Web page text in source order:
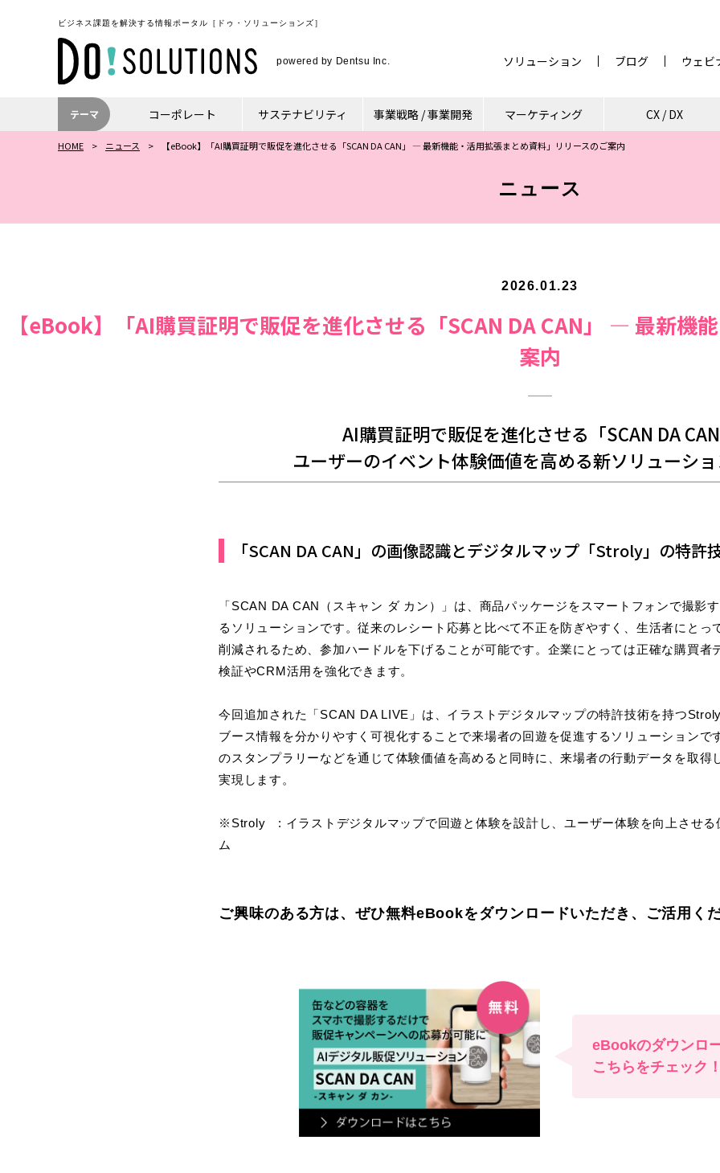
ビジネス課題を解決する情報ポータル ［ドゥ・ソリューションズ］
powered by Dentsu Inc. ソリューション ブログ ウェビ
テーマ コーポレート サステナビリティ 事業戦略 / 事業開発 マーケティング CX / DX
HOME ニュース 【eBook】「AI購買証明で販促を進化させる「SCAN DA CAN」 ― 最新機能・活用拡張まとめ資料」リリースのご案内
ニュース
2026.01.23
【eBook】「AI購買証明で販促を進化させる「SCAN DA CAN」 ― 最新機
案内
AI購買証明で販促を進化させる「SCAN DA
ユーザーのイベント体験価値を高める新ソリューシ
「SCAN DA CAN」の画像認識とデジタルマップ「Stroly」の特許
「SCAN DA CAN（スキャン ダ カン）」は、商品パッケージをスマートフォンで撮影
るソリューションです。従来のレシート応募と比べて不正を防ぎやすく、生活者にとっ
削減されるため、参加ハードルを下げることが可能です。企業にとっては正確な購買者
検証やCRM活用を強化できます。
今回追加された「SCAN DA LIVE」は、イラストデジタルマップの特許技術を持つ
ブース情報を分かりやすく可視化することで来場者の回遊を促進するソリューションで
のスタンプラリーなどを通じて体験価値を高めると同時に、来場者の行動データを取得
実現します。
※Stroly : イラストデジタルマップで回遊と体験を設計し、ユーザー体験を向上させる
ム
ご興味のある方は、ぜひ無料eBookをダウンロードいただき、ご活用く
eBookのダウンロ
こちらをチェック